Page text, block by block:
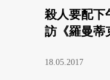
殺人要配
訪《羅曼蒂
18.05.2017